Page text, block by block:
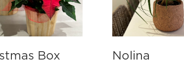
Box Nolina